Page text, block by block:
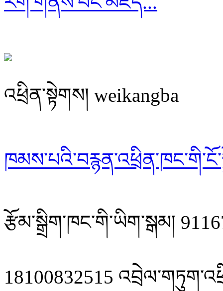
འཕྲིན་སྟེགས། weikangba
རྩོམ་སྒྲིག་ཁང་གི་ཡིག་སྒམ།
18100832515